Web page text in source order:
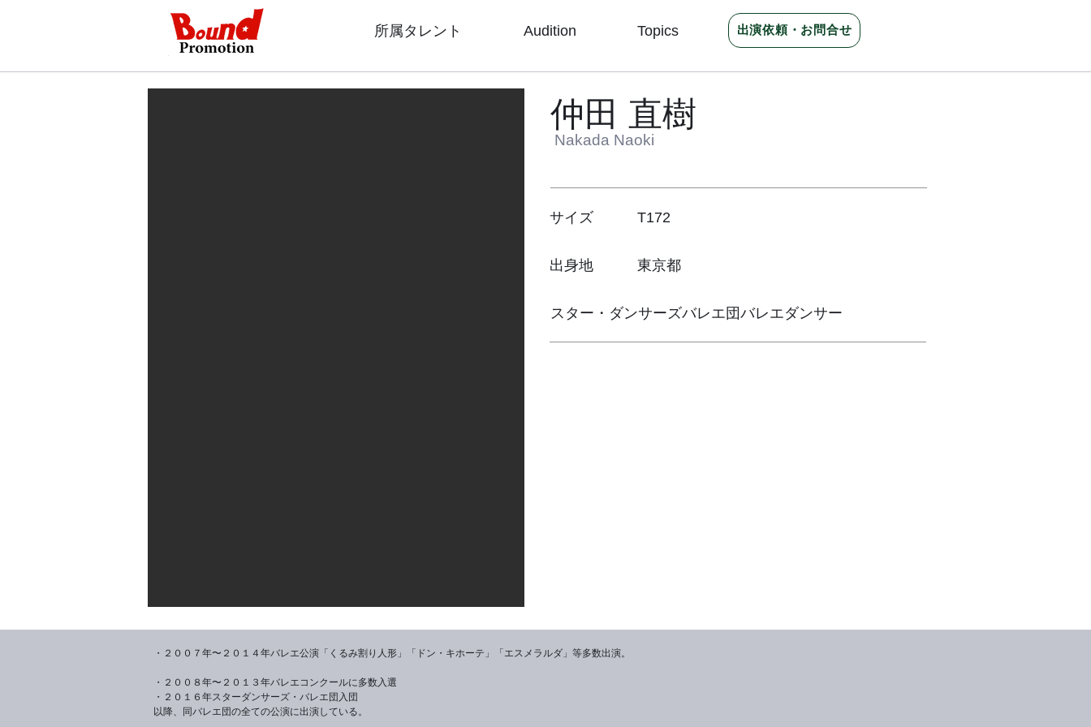
所属タレント Audition Topics 出演依頼・お問合せ
仲田 直樹
Nakada Naoki
サイズ T172
出身地 東京都
スター・ダンサーズバレエ団バレエダンサー
・２００７年〜２０１４年バレエ公演「くるみ割り人形」「ドン・キホーテ」「エスメラルダ」等多数出演。
・２００８年〜２０１３年バレエコンクールに多数入選
・２０１６年スターダンサーズ・バレエ団入団
以降、同バレエ団の全ての公演に出演している。